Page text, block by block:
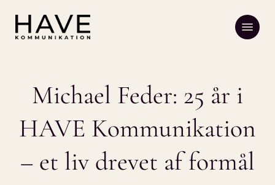
Menu
Michael Feder: 25 år i
HAVE Kommunikation
– et liv drevet af formål